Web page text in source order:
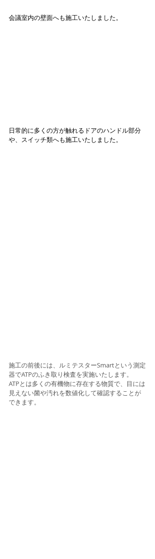
会議室内の壁面へも施工いたしました。
日常的に多くの方が触れるドアのハンドル部分
や、スイッチ類へも施工いたしました。
施工の前後には、ルミテスターSmartという測定
器でATPのふき取り検査を実施いたします。
ATPとは多くの有機物に存在する物質で、目には
見えない菌や汚れを数値化して確認することが
できます。